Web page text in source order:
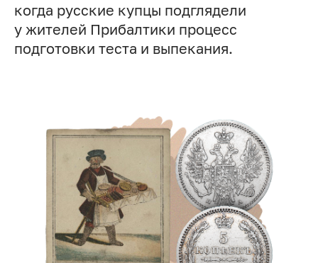
когда русские купцы подглядели
у жителей Прибалтики процесс
подготовки теста и выпекания.